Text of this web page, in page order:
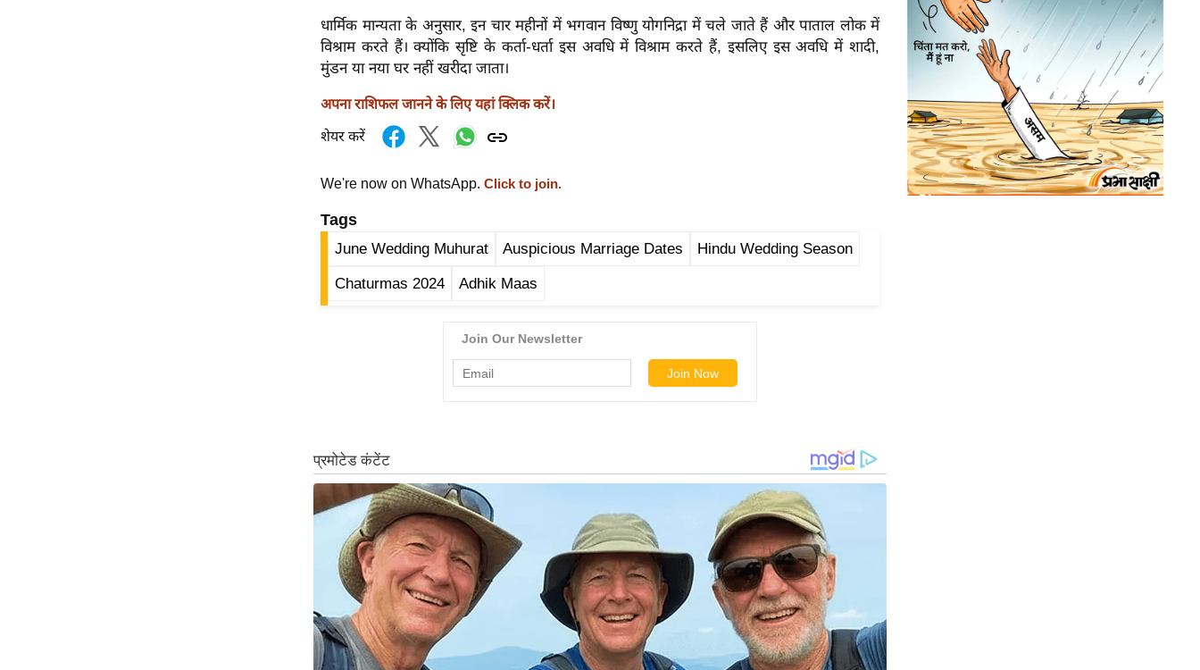
धार्मिक मान्यता के अनुसार, इन चार महीनों में भगवान विष्णु योगनिद्रा में चले जाते हैं और पाताल लोक में
विश्राम करते हैं। क्योंकि सृष्टि के कर्ता-धर्ता इस अवधि में विश्राम करते हैं, इसलिए इस अवधि में शादी,
मुंडन या नया घर नहीं खरीदा जाता।
अपना राशिफल जानने के लिए यहां क्लिक करें।
शेयर करें
We're now on WhatsApp. Click to join.
Tags
June Wedding Muhurat Auspicious Marriage Dates Hindu Wedding Season
Chaturmas 2024 Adhik Maas